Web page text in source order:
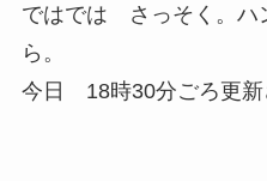
ではでは さっそく。ハ
ら。
今日 18時30分ごろ更新